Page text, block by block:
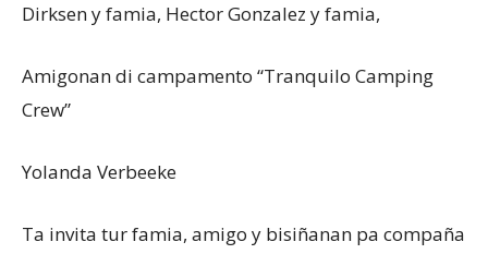
Dirksen y famia, Hector Gonzalez y famia,
Amigonan di campamento “Tranquilo Camping
Crew”
Yolanda Verbeeke
Ta invita tur famia, amigo y bisiñanan pa compaña